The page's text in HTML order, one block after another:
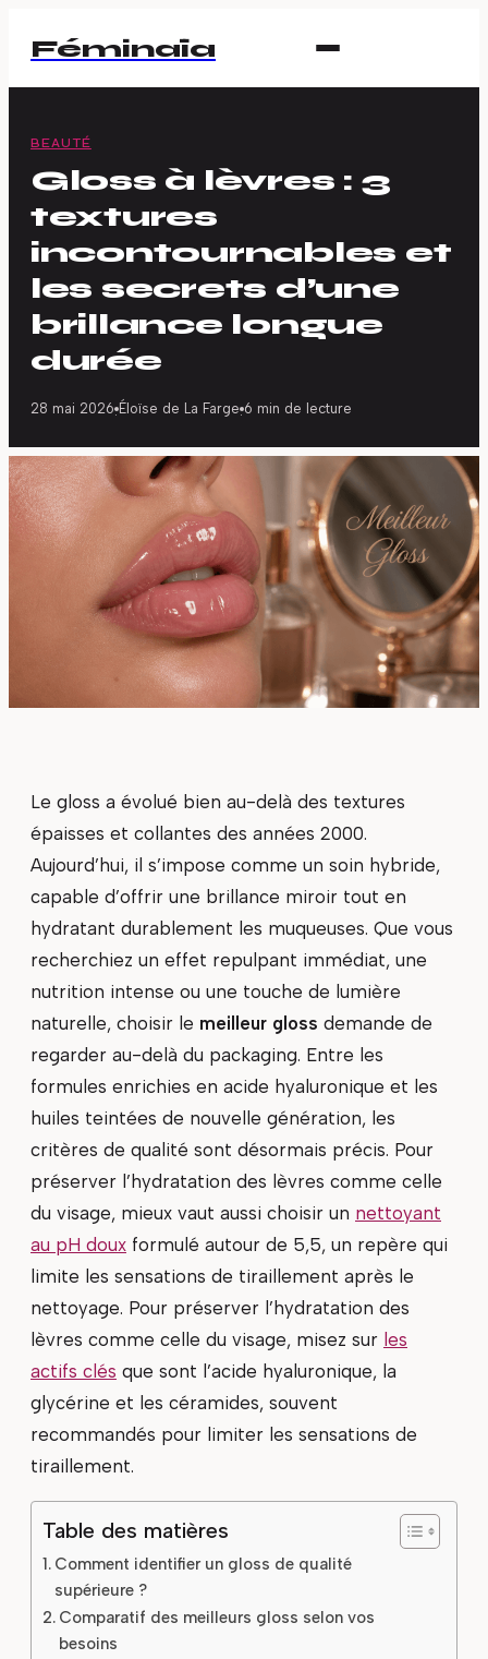
Féminaïa
BEAUTÉ
Gloss à lèvres : 3
textures
incontournables et
les secrets d’une
brillance longue
durée
28 mai 2026· Éloïse de La Farge·6 min de lecture
Le gloss a évolué bien au-delà des textures
épaisses et collantes des années 2000.
Aujourd’hui, il s’impose comme un soin hybride,
capable d’offrir une brillance miroir tout en
hydratant durablement les muqueuses. Que vous
recherchiez un effet repulpant immédiat, une
nutrition intense ou une touche de lumière
naturelle, choisir le meilleur gloss demande de
regarder au-delà du packaging. Entre les
formules enrichies en acide hyaluronique et les
huiles teintées de nouvelle génération, les
critères de qualité sont désormais précis. Pour
préserver l’hydratation des lèvres comme celle
du visage, mieux vaut aussi choisir un nettoyant
au pH doux formulé autour de 5,5, un repère qui
limite les sensations de tiraillement après le
nettoyage. Pour préserver l’hydratation des
lèvres comme celle du visage, misez sur les
actifs clés que sont l’acide hyaluronique, la
glycérine et les céramides, souvent
recommandés pour limiter les sensations de
tiraillement.
Table des matières
Comment identifier un gloss de qualité
supérieure ?
Comparatif des meilleurs gloss selon vos
besoins